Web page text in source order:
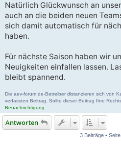
Natürlich Glückwunsch an
auch an die beiden neuen
sich damit automatisch für
haben.
Für nächste Saison haben wir
Neuigkeiten einfallen lassen.
bleibt spannend.
Die aev-forum.de-Betreiber distanzieren sich von
verfassten Beitrag. Sollte dieser Beitrag Ihre
Benachrichtigung
Antworten
3 Beiträge • Seite